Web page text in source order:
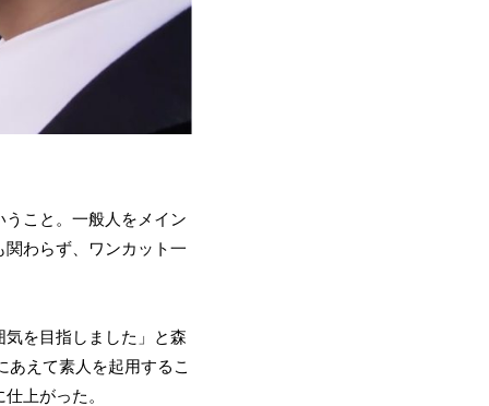
こと。一般人をメイン
わらず、ワンカット一
を目指しました」と森
あえて素人を起用するこ
上がった。